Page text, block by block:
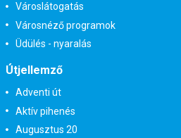
Városlátogatás
Városnéző programok
Üdülés - nyaralás
Útjellemző
Adventi út
Aktív pihenés
Augusztus 20